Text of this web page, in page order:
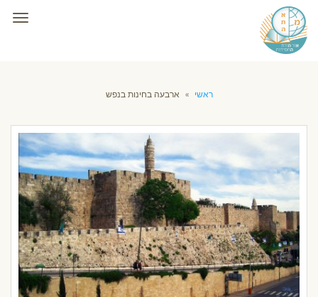
ראשי » ארבעה בחינות בנפש